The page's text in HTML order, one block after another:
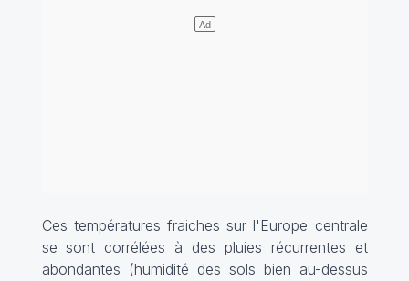
Ces températures fraiches sur l'Europe centrale
se sont corrélées à des pluies récurrentes et
abondantes (humidité des sols bien au-dessus